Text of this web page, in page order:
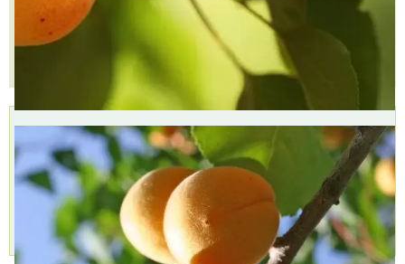
В КОРЗИНУ
Доставка
курьером,
999 руб.
Доставим
через 1-2 дня
8 августа
Подробнее »
Самовывоз,
БЕСПЛАТНО
2 пункта
самовывоза,
Наличными,
Картой,
Подробнее »